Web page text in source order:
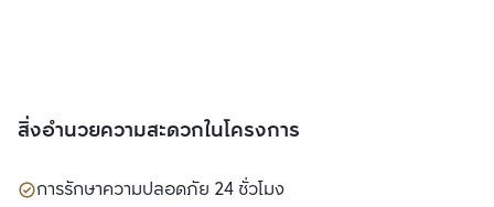
สิ่งอำนวยความสะดวกในโครงการ
การรักษาความปลอดภัย 24 ชั่วโมง